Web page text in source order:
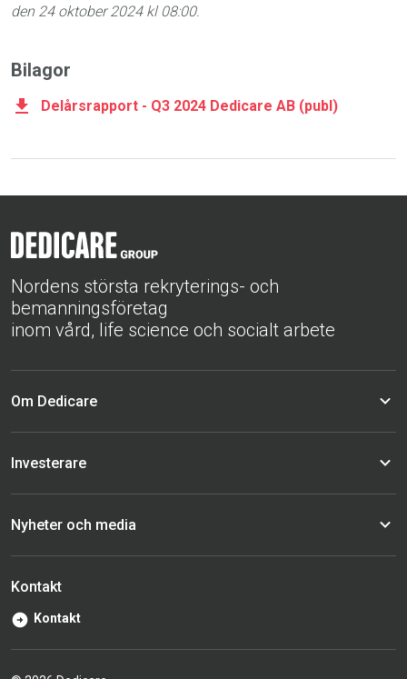
den 24 oktober 2024 kl 08:00.
Bilagor
Delårsrapport - Q3 2024 Dedicare AB (publ)
Nordens största rekryterings- och
bemanningsföretag
inom vård, life science och socialt arbete
Om Dedicare
Investerare
Nyheter och media
Kontakt
Kontakt